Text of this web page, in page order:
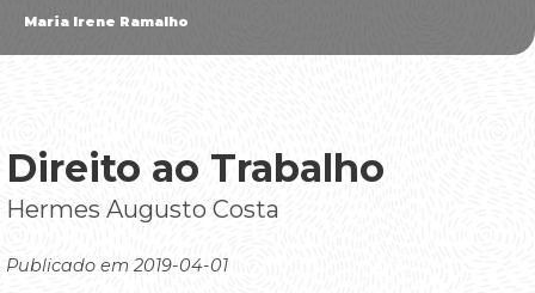
Maria Irene Ramalho
Direito ao Trabalho
Hermes Augusto Costa
Publicado em 2019-04-01